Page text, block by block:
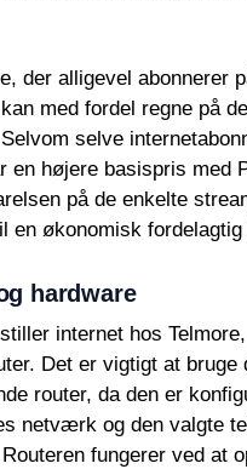
der alligevel abonnerer
med fordel regne på
selve
en højere basispris med
på de enkelte
en økonomisk
hardware
internet hos
Det er vigtigt at bruge
router, da den er
netværk og den valgte
fungerer ved at